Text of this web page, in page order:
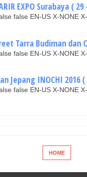
EXPO Surabaya (
false EN-US X-NONE
Tarra Budiman dan
false EN-US X-NONE
Jepang INOCHI 2016
false EN-US X-NONE
HOME